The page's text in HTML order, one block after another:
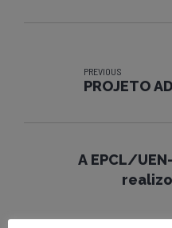
PREVIOUS
PROJETO
A EPCL/